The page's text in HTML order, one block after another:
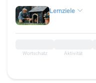
Lernziele
Wortschatz Aktivität